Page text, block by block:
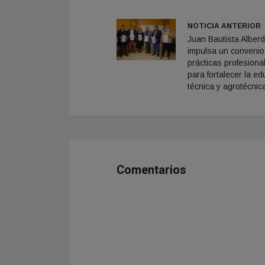
NOTICIA ANTERIOR
Juan Bautista
impulsa un
prácticas
para fortalecer la
técnica y
Comentarios